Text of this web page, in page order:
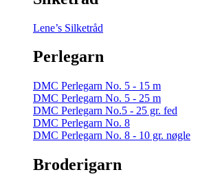
Lene’s Silketråd
Perlegarn
DMC Perlegarn No. 5 - 15 m
DMC Perlegarn No. 5 - 25 m
DMC Perlegarn No.5 - 25 gr. fed
DMC Perlegarn No. 8
DMC Perlegarn No. 8 - 10 gr. nøgle
Broderigarn